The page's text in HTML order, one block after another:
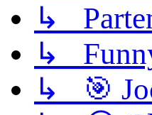
↳
↳
↳ 🎯